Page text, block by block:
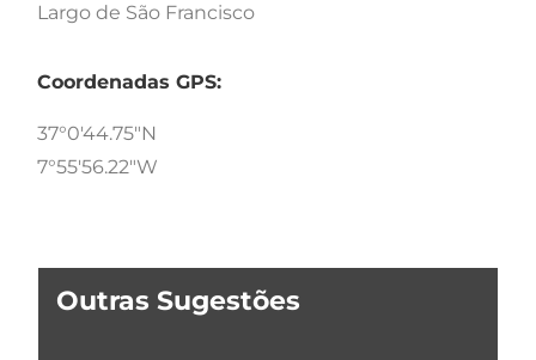
Largo de São Francisco
Coordenadas GPS:
37°0'44.75"N
7°55'56.22"W
Outras Sugestões